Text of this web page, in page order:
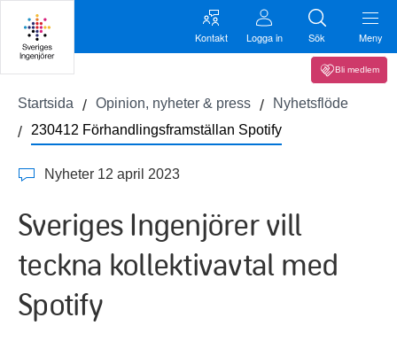
Kontakt Logga in Sök Meny
Bli medlem
Startsida Opinion, nyheter & press
Nyhetsflöde
230412 Förhandlingsframställan Spotify
Nyheter 12 april 2023
Sveriges Ingenjörer vill
teckna kollektivavtal med
Spotify